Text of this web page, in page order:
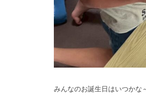
みんなのお誕生日はいつかな